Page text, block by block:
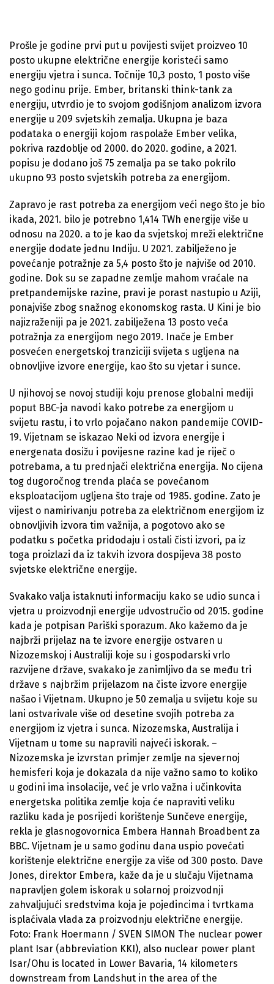
Prošle je godine prvi put u povijesti svijet proizveo 10
posto ukupne električne energije koristeći samo
energiju vjetra i sunca. Točnije 10,3 posto, 1 posto više
nego godinu prije. Ember, britanski think-tank za
energiju, utvrdio je to svojom godišnjom analizom izvora
energije u 209 svjetskih zemalja. Ukupna je baza
podataka o energiji kojom raspolaže Ember velika,
pokriva razdoblje od 2000. do 2020. godine, a 2021.
popisu je dodano još 75 zemalja pa se tako pokrilo
ukupno 93 posto svjetskih potreba za energijom.
Zapravo je rast potreba za energijom veći nego što je bio
ikada, 2021. bilo je potrebno 1,414 TWh energije više u
odnosu na 2020. a to je kao da svjetskoj mreži električne
energije dodate jednu Indiju. U 2021. zabilježeno je
povećanje potražnje za 5,4 posto što je najviše od 2010.
godine. Dok su se zapadne zemlje mahom vraćale na
pretpandemijske razine, pravi je porast nastupio u Aziji,
ponajviše zbog snažnog ekonomskog rasta. U Kini je bio
najizraženiji pa je 2021. zabilježena 13 posto veća
potražnja za energijom nego 2019. Inače je Ember
posvećen energetskoj tranziciji svijeta s ugljena na
obnovljive izvore energije, kao što su vjetar i sunce.
U njihovoj se novoj studiji koju prenose globalni mediji
poput BBC-ja navodi kako potrebe za energijom u
svijetu rastu, i to vrlo pojačano nakon pandemije COVID-
19. Vijetnam se iskazao Neki od izvora energije i
energenata dosižu i povijesne razine kad je riječ o
potrebama, a tu prednjači električna energija. No cijena
tog dugoročnog trenda plaća se povećanom
eksploatacijom ugljena što traje od 1985. godine. Zato je
vijest o namirivanju potreba za električnom energijom iz
obnovljivih izvora tim važnija, a pogotovo ako se
podatku s početka pridodaju i ostali čisti izvori, pa iz
toga proizlazi da iz takvih izvora dospijeva 38 posto
svjetske električne energije.
Svakako valja istaknuti informaciju kako se udio sunca i
vjetra u proizvodnji energije udvostručio od 2015. godine
kada je potpisan Pariški sporazum. Ako kažemo da je
najbrži prijelaz na te izvore energije ostvaren u
Nizozemskoj i Australiji koje su i gospodarski vrlo
razvijene države, svakako je zanimljivo da se među tri
države s najbržim prijelazom na čiste izvore energije
našao i Vijetnam. Ukupno je 50 zemalja u svijetu koje su
lani ostvarivale više od desetine svojih potreba za
energijom iz vjetra i sunca. Nizozemska, Australija i
Vijetnam u tome su napravili najveći iskorak. –
Nizozemska je izvrstan primjer zemlje na sjevernoj
hemisferi koja je dokazala da nije važno samo to koliko
u godini ima insolacije, već je vrlo važna i učinkovita
energetska politika zemlje koja će napraviti veliku
razliku kada je posrijedi korištenje Sunčeve energije,
rekla je glasnogovornica Embera Hannah Broadbent za
BBC. Vijetnam je u samo godinu dana uspio povećati
korištenje električne energije za više od 300 posto. Dave
Jones, direktor Embera, kaže da je u slučaju Vijetnama
napravljen golem iskorak u solarnoj proizvodnji
zahvaljujući sredstvima koja je pojedincima i tvrtkama
isplaćivala vlada za proizvodnju električne energije.
Foto: Frank Hoermann / SVEN SIMON The nuclear power
plant Isar (abbreviation KKI), also nuclear power plant
Isar/Ohu is located in Lower Bavaria, 14 kilometers
downstream from Landshut in the area of the